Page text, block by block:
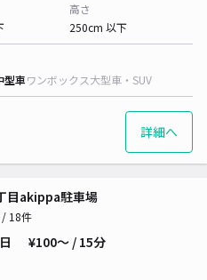
高さ
250cm 以下
型車ワンボックス大型車・SUV
詳細へ
目akippa駐車場
/ 18件
¥100〜 / 15分